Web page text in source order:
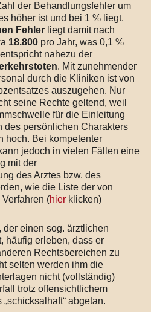
der Behandlungsfehler um
höher ist und bei 1 % liegt.
Fehler liegt damit nach
18.800 pro Jahr, was 0,1 %
nahezu der
. Mit zunehmender
durch die Kliniken ist von
auszugehen. Nur
seine Rechte geltend, weil
für die Einleitung
des persönlichen Charakters
hoch. Bei kompetenter
jedoch in vielen Fällen eine
mit der
des Arztes bzw. des
wie die Liste der von
(hier klicken)
der einen sog. ärztlichen
häufig erleben, dass er
Rechtsbereichen zu
selten werden ihm die
nicht (vollständig)
trotz offensichtlichem
abgetan.